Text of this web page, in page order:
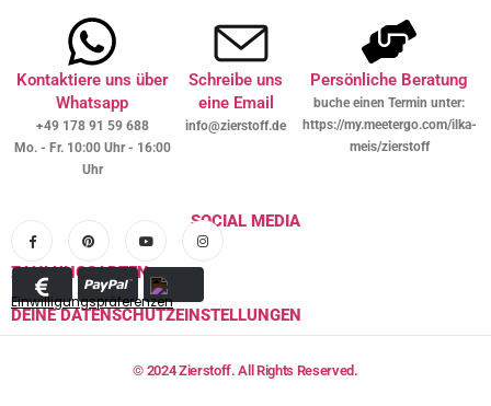
Kontaktiere uns über
Whatsapp
+49 178 91 59 688
Mo. - Fr. 10:00 Uhr - 16:00
Uhr
Schreibe uns
eine Email
info@zierstoff.de
Persönliche Beratung
buche einen Termin unter:
https://my.meetergo.com/ilka-
meis/zierstoff
SOCIAL MEDIA
ZAHLUNGSARTEN
DEINE DATENSCHUTZEINSTELLUNGEN
Einwilligungspräferenzen
© 2024 Zierstoff. All Rights Reserved.